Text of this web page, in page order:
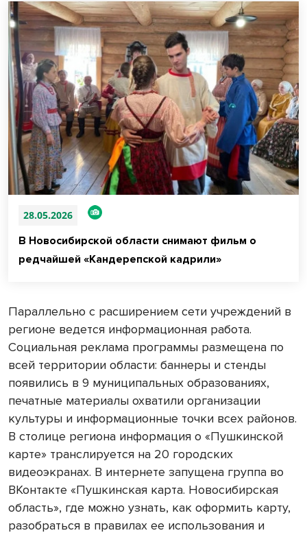
28.05.2026
В Новосибирской области снимают фильм о
редчайшей «Кандерепской кадрили»
Параллельно с расширением сети учреждений в
регионе ведется информационная работа.
Социальная реклама программы размещена по
всей территории области: баннеры и стенды
появились в 9 муниципальных образованиях,
печатные материалы охватили организации
культуры и информационные точки всех районов.
В столице региона информация о «Пушкинской
карте» транслируется на 20 городских
видеоэкранах. В интернете запущена группа во
ВКонтакте «Пушкинская карта. Новосибирская
область», где можно узнать, как оформить карту,
разобраться в правилах ее использования и